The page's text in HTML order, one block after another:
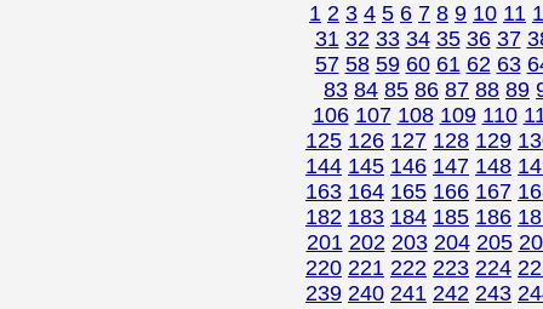
1 2 3 4 5 6 7 8 9 10 11
31 32 33 34 35 36 37
57 58 59 60 61 62 63
83 84 85 86 87 88 89
106 107 108 109 110
125 126 127 128 129
144 145 146 147 148
163 164 165 166 167
182 183 184 185 186
201 202 203 204 205
220 221 222 223 224
239 240 241 242 243